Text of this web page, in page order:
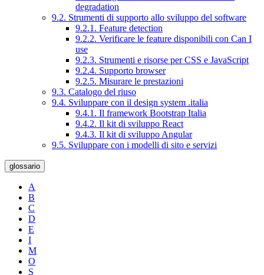
degradation
9.2. Strumenti di supporto allo sviluppo del software
9.2.1. Feature detection
9.2.2. Verificare le feature disponibili con Can I
use
9.2.3. Strumenti e risorse per CSS e JavaScript
9.2.4. Supporto browser
9.2.5. Misurare le prestazioni
9.3. Catalogo del riuso
9.4. Sviluppare con il design system .italia
9.4.1. Il framework Bootstrap Italia
9.4.2. Il kit di sviluppo React
9.4.3. Il kit di sviluppo Angular
9.5. Sviluppare con i modelli di sito e servizi
glossario
A
B
C
D
E
I
M
O
S